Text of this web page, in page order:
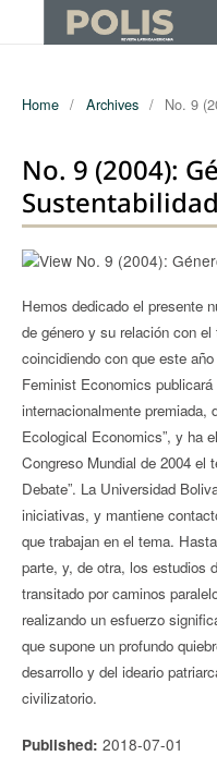
Home / Archives / No. 9
No. 9 (2004):
Sustentabilidad
Hemos dedicado el presente
de género y su relación con
coincidiendo con que este
Feminist Economics
internacionalmente premiada,
Ecological Economics”, y ha
Congreso Mundial de 2004 el
Debate”. La Universidad
iniciativas, y mantiene
que trabajan en el tema.
parte, y, de otra, los estudios
transitado por caminos
realizando un esfuerzo
que supone un profundo
desarrollo y del ideario
civilizatorio.
Published: 2018-07-01